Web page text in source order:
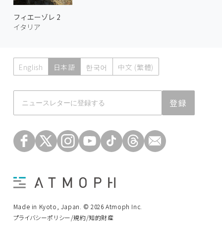
フィエーゾレ 2
イタリア
English 日本語 한국어 中文 (繁體)
登録
Made in Kyoto, Japan. © 2026 Atmoph Inc.
プライバシーポリシー/規約/知的財産